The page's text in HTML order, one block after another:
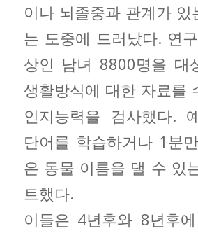
이나 뇌졸중과 관계가 있
는 도중에 드러났다. 연
상인 남녀 8800명을 대
생활방식에 대한 자료를
인지능력을 검사했다.
단어를 학습하거나 1분
은 동물 이름을 댈 수 있
트했다.
이들은 4년후와 8년후